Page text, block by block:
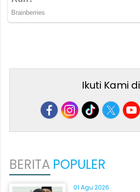
Ikuti Kami di
BERITA POPULER
01 Agu 2026